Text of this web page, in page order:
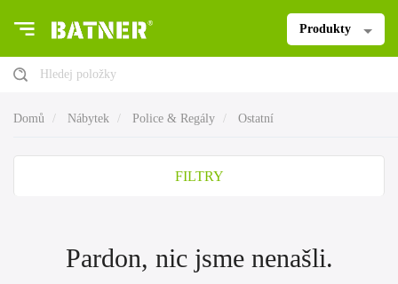
Produkty
Hledej položky
Domů Nábytek Police & Regály Ostatní
FILTRY
Pardon, nic jsme nenašli.